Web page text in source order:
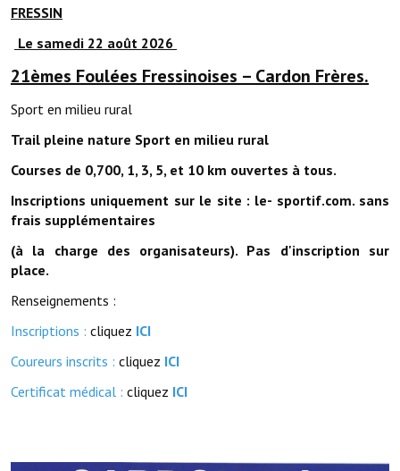
Le personnel municipal
Les moyens financiers
Actions et projets
Projets et travaux en cours
Communication
Le bulletin municipal : Fressinfo & Le Fressinois
Toutes les publications
FRESSIN
Le samedi 22 août 2026
21èmes Foulées Fressinoises – Cardon Frères.
Sport en milieu rural
Trail pleine nature Sport en milieu rural
Courses de 0,700, 1, 3, 5, et 10 km ouvertes à tous.
Inscriptions uniquement sur le site : le- sportif.com. sans
frais supplémentaires
(à la charge des organisateurs). Pas d'inscription sur
place.
Renseignements :
Inscriptions : cliquez ICI
Coureurs inscrits : cliquez ICI
Certificat médical : cliquez ICI